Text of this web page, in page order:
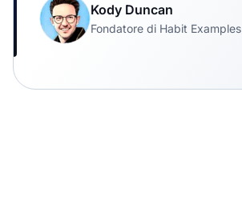
Kody Duncan
Fondatore di Habit Examples